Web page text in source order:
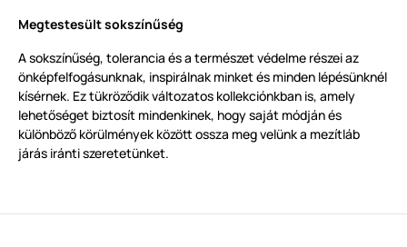
Megtestesült sokszínűség
A sokszínűség, tolerancia és a természet védelme részei az
önképfelfogásunknak, inspirálnak minket és minden lépésünknél
kísérnek. Ez tükröződik változatos kollekciónkban is, amely
lehetőséget biztosít mindenkinek, hogy saját módján és
különböző körülmények között ossza meg velünk a mezítláb
járás iránti szeretetünket.